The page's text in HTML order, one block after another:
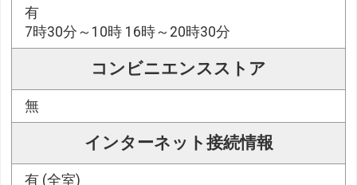
有
7時30分～10時 16時～20時30分
コンビニエンスストア
無
インターネット接続情報
有 (全室)